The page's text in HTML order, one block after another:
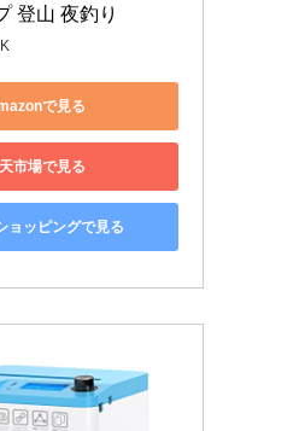
登山 夜釣り
で見る
市場で見る
ョッピングで見る